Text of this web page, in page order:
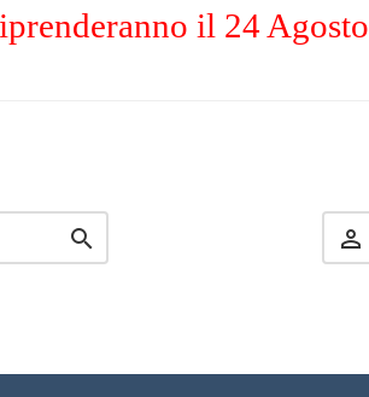
il 24 Agosto
 